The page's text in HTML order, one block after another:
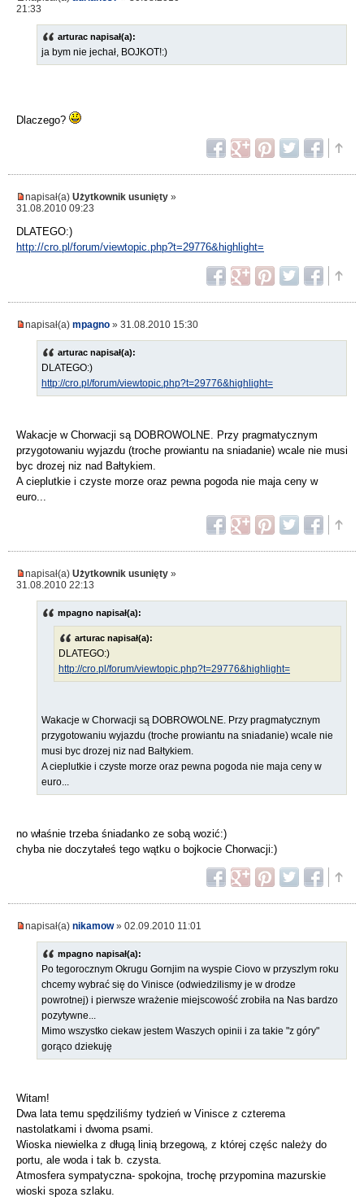
21:33
arturac napisał(a):
ja bym nie jechał, BOJKOT!:)
Dlaczego?
napisał(a) Użytkownik usunięty »
31.08.2010 09:23
DLATEGO:)
http://cro.pl/forum/viewtopic.php?t=29776&highlight=
napisał(a) mpagno » 31.08.2010 15:30
arturac napisał(a):
DLATEGO:)
http://cro.pl/forum/viewtopic.php?t=29776&highlight=
Wakacje w Chorwacji są DOBROWOLNE. Przy pragmatycznym
przygotowaniu wyjazdu (troche prowiantu na sniadanie) wcale nie musi
byc drozej niz nad Bałtykiem.
A cieplutkie i czyste morze oraz pewna pogoda nie maja ceny w
euro...
napisał(a) Użytkownik usunięty »
31.08.2010 22:13
mpagno napisał(a):
arturac napisał(a):
DLATEGO:)
http://cro.pl/forum/viewtopic.php?t=29776&highlight=
Wakacje w Chorwacji są DOBROWOLNE. Przy pragmatycznym
przygotowaniu wyjazdu (troche prowiantu na sniadanie) wcale nie
musi byc drozej niz nad Bałtykiem.
A cieplutkie i czyste morze oraz pewna pogoda nie maja ceny w
euro...
no właśnie trzeba śniadanko ze sobą wozić:)
chyba nie doczytałeś tego wątku o bojkocie Chorwacji:)
napisał(a) nikamow» 02.09.2010 11:01
mpagno napisał(a):
Po tegorocznym Okrugu Gornjim na wyspie Ciovo w przyszlym roku
chcemy wybrać się do Vinisce (odwiedzilismy je w drodze
powrotnej) i pierwsze wrażenie miejscowość zrobiła na Nas bardzo
pozytywne...
Mimo wszystko ciekaw jestem Waszych opinii i za takie "z góry"
gorąco dziekuję
Witam!
Dwa lata temu spędziliśmy tydzień w Vinisce z czterema
nastolatkami i dwoma psami.
Wioska niewielka z długą linią brzegową, z której częśc należy do
portu, ale woda i tak b. czysta.
Atmosfera sympatyczna- spokojna, trochę przypomina mazurskie
wioski spoza szlaku.